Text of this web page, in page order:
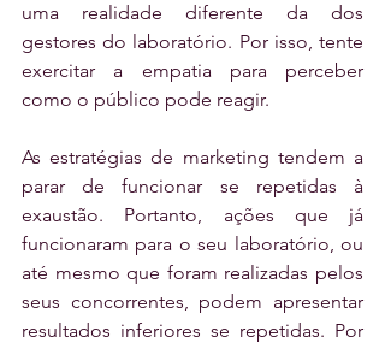
uma realidade diferente da dos
gestores do laboratório. Por isso, tente
exercitar a empatia para perceber
como o público pode reagir.
As estratégias de marketing tendem a
parar de funcionar se repetidas à
exaustão. Portanto, ações que já
funcionaram para o seu laboratório, ou
até mesmo que foram realizadas pelos
seus concorrentes, podem apresentar
resultados inferiores se repetidas. Por